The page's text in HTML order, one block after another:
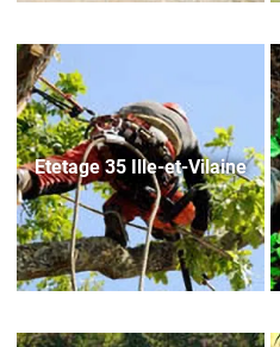
Etetage 35 Ille-et-Vilaine